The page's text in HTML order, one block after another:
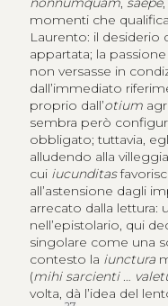
momenti che
Laurento: il desiderio
appartata; la
non versasse in
dall’immediato
proprio dall’otium
sembra però
obbligato; tuttavia,
alludendo alla
cui iucunditas
all’astensione dagli
arrecato dalla
nell’epistolario, qui
singolare come una
contesto la iunctura
(mihi sarcienti …
volta, dà l’idea del